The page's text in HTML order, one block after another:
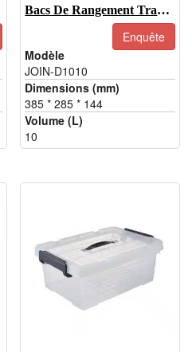
Bacs De Rangement Transparents Pour Vêtements De 10 L Avec Couvercles
Enquête
Modèle
JOIN-D1010
Dimensions (mm)
385 * 285 * 144
Volume (L)
10